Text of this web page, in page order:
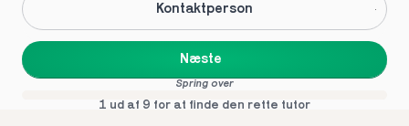
Kontaktperson
Næste
Spring over
1 ud af 9 for at finde den rette tutor